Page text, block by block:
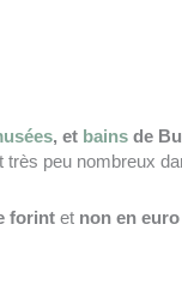
, et bains de
peu nombreux
forint et non en euro